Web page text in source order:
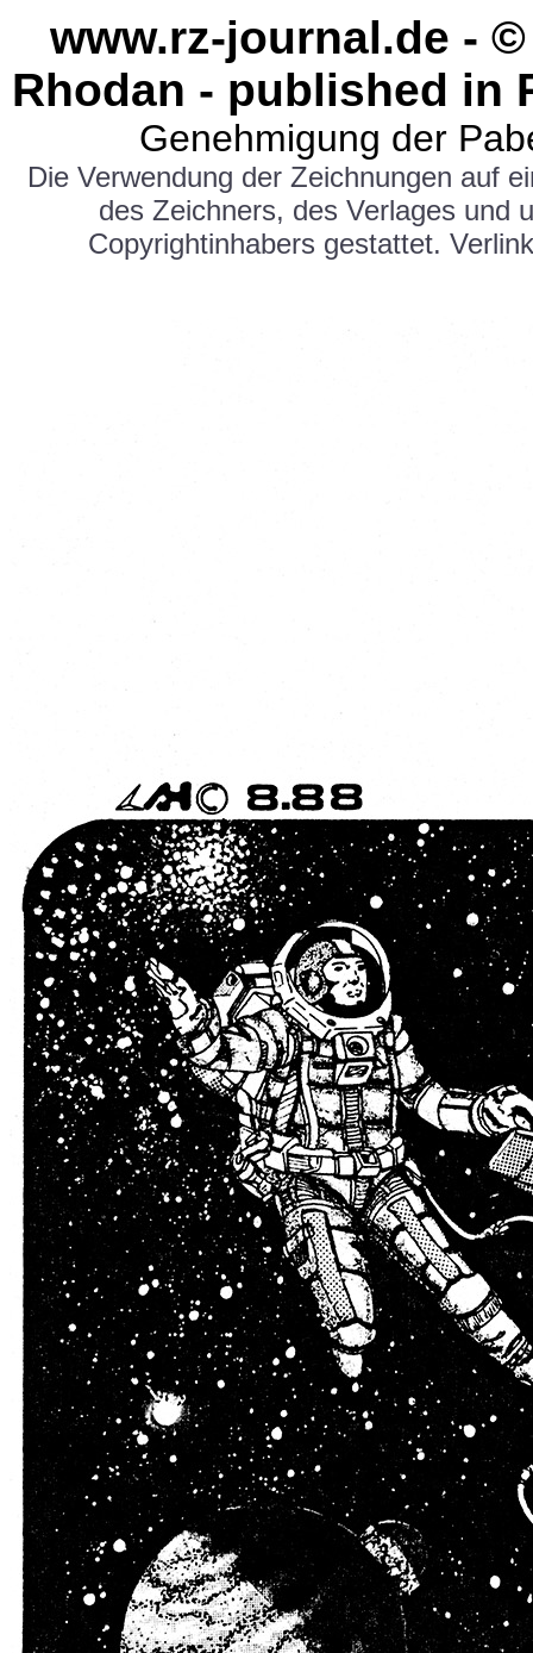
www.rz-journal.de -
Rhodan - published in
Genehmigung der
Die Verwendung der Zeichnungen auf
des Zeichners, des Verlages und
Copyrightinhabers gestattet.